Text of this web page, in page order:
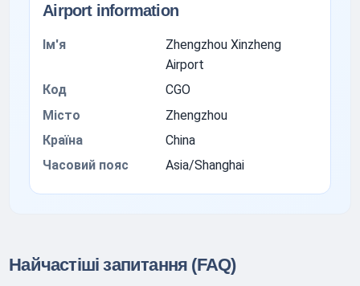
Airport information
Ім'я
Zhengzhou Xinzheng
Airport
Код
CGO
Місто
Zhengzhou
Країна
China
Часовий пояс
Asia/Shanghai
Найчастіші запитання (FAQ)